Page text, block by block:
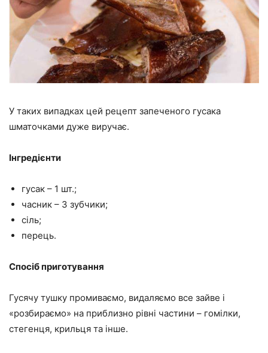
У таких випадках цей рецепт запеченого гусака
шматочками дуже виручає.
Інгредієнти
гусак – 1 шт.;
часник – 3 зубчики;
сіль;
перець.
Спосіб приготування
Гусячу тушку промиваємо, видаляємо все зайве і
«розбираємо» на приблизно рівні частини – гомілки,
стегенця, крильця та інше.